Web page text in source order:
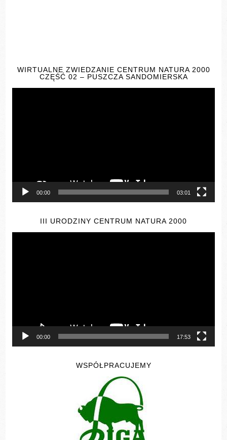
WIRTUALNE ZWIEDZANIE CENTRUM NATURA 2000
CZĘŚĆ 02 – PUSZCZA SANDOMIERSKA
00:00 03:01
III URODZINY CENTRUM NATURA 2000
00:00 17:53
WSPÓŁPRACUJEMY